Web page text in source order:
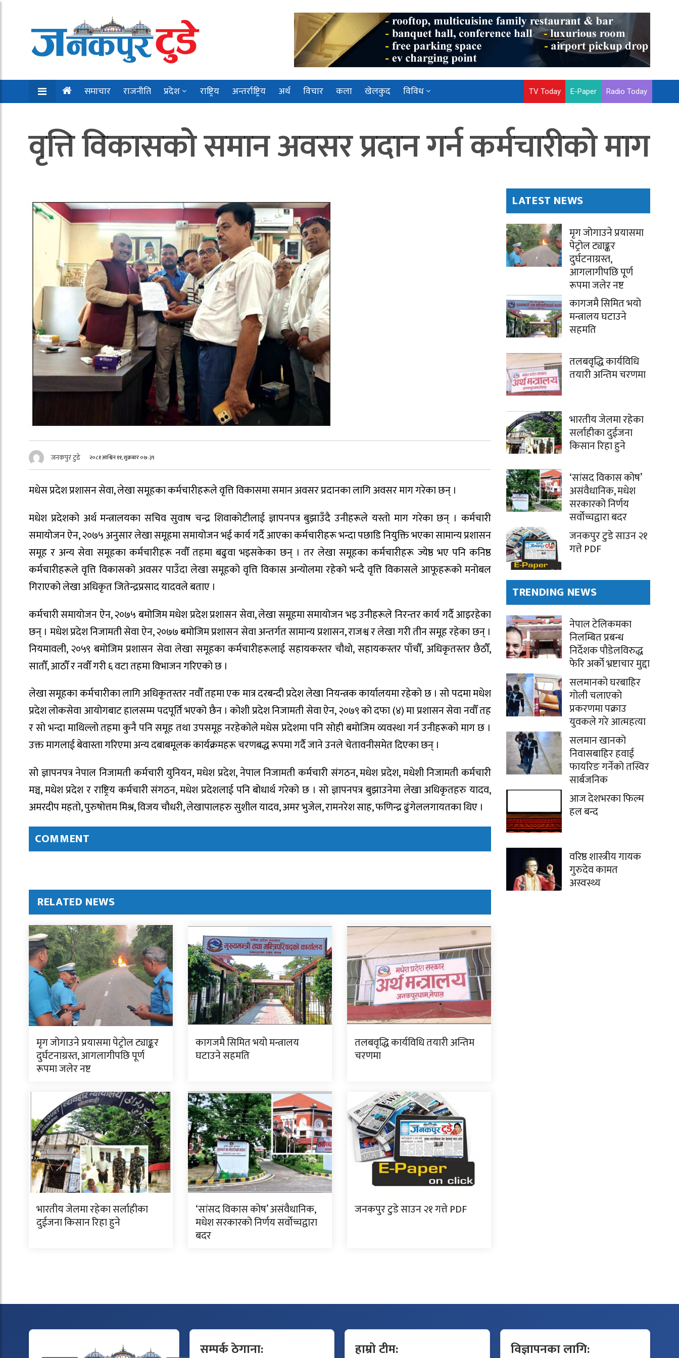
समाचार राजनीति प्रदेश राष्ट्रिय अन्तर्राष्ट्रिय अर्थ विचार कला खेलकुद विविध TV Today E-Paper Radio Today
वृत्ति विकासको समान अवसर प्रदान गर्न कर्मचारीको माग
जनकपुर टुडे २०८१ आश्विन ११, शुक्रबार ०७:३९
मधेस प्रदेश प्रशासन सेवा, लेखा समूहका कर्मचारीहरूले वृत्ति विकासमा समान अवसर प्रदानका लागि अवसर माग गरेका छन् ।
मधेश प्रदेशको अर्थ मन्त्रालयका सचिव सुवाष चन्द्र शिवाकोटीलाई ज्ञापनपत्र बुझाउँदै उनीहरूले यस्तो माग गरेका छन् । कर्मचारी
समायोजन ऐन, २०७५ अनुसार लेखा समूहमा समायोजन भई कार्य गर्दै आएका कर्मचारीहरू भन्दा पछाडि नियुक्ति भएका सामान्य प्रशासन
समूह र अन्य सेवा समूहका कर्मचारीहरू नवौँ तहमा बढुवा भइसकेका छन् । तर लेखा समूहका कर्मचारीहरू ज्येष्ठ भए पनि कनिष्ठ
कर्मचारीहरूले वृत्ति विकासको अवसर पाउँदा लेखा समूहको वृत्ति विकास अन्योलमा रहेको भन्दै वृत्ति विकासले आफूहरूको मनोबल
गिराएको लेखा अधिकृत जितेन्द्रप्रसाद यादवले बताए ।
कर्मचारी समायोजन ऐन, २०७५ बमोजिम मधेश प्रदेश प्रशासन सेवा, लेखा समूहमा समायोजन भइ उनीहरूले निरन्तर कार्य गर्दै आइरहेका
छन् । मधेश प्रदेश निजामती सेवा ऐन, २०७७ बमोजिम प्रशासन सेवा अन्तर्गत सामान्य प्रशासन, राजश्व र लेखा गरी तीन समूह रहेका छन् ।
नियमावली, २०५९ बमोजिम प्रशासन सेवा लेखा समूहका कर्मचारीहरूलाई सहायकस्तर चौथो, सहायकस्तर पाँचौँ, अधिकृतस्तर छैठौँ,
सातौँ, आठौँ र नवौँ गरी ६ वटा तहमा विभाजन गरिएको छ ।
लेखा समूहका कर्मचारीका लागि अधिकृतस्तर नवौँ तहमा एक मात्र दरबन्दी प्रदेश लेखा नियन्त्रक कार्यालयमा रहेको छ । सो पदमा मधेश
प्रदेश लोकसेवा आयोगबाट हालसम्म पदपूर्ति भएको छैन । कोशी प्रदेश निजामती सेवा ऐन, २०७९ को दफा (४) मा प्रशासन सेवा नवौँ तह
र सो भन्दा माथिल्लो तहमा कुनै पनि समूह तथा उपसमूह नरहेकोले मधेस प्रदेशमा पनि सोही बमोजिम व्यवस्था गर्न उनीहरूको माग छ ।
उक्त मागलाई बेवास्ता गरिएमा अन्य दबाबमूलक कार्यक्रमहरू चरणबद्ध रूपमा गर्दै जाने उनले चेतावनीसमेत दिएका छन् ।
सो ज्ञापनपत्र नेपाल निजामती कर्मचारी युनियन, मधेश प्रदेश, नेपाल निजामती कर्मचारी संगठन, मधेश प्रदेश, मधेशी निजामती कर्मचारी
मञ्च, मधेश प्रदेश र राष्ट्रिय कर्मचारी संगठन, मधेश प्रदेशलाई पनि बोधार्थ गरेको छ । सो ज्ञापनपत्र बुझाउनेमा लेखा अधिकृतहरु यादव,
अमरदीप महतो, पुरुषोत्तम मिश्र, विजय चौधरी, लेखापालहरु सुशील यादव, अमर भुजेल, रामनरेश साह, फणिन्द्र ढुंगेललगायतका थिए ।
COMMENT
RELATED NEWS
मृग जोगाउने प्रयासमा पेट्रोल ट्याङ्कर
दुर्घटनाग्रस्त, आगलागीपछि पूर्ण
रूपमा जलेर नष्ट
कागजमै सिमित भयो मन्त्रालय
घटाउने सहमति
तलबवृद्धि कार्यविधि तयारी अन्तिम
चरणमा
भारतीय जेलमा रहेका सर्लाहीका
दुईजना किसान रिहा हुने
‘सांसद विकास कोष’ असंवैधानिक,
मधेश सरकारको निर्णय सर्वोच्चद्वारा
बदर
जनकपुर टुडे साउन २१ गत्ते PDF
LATEST NEWS
मृग जोगाउने प्रयासमा
पेट्रोल ट्याङ्कर
दुर्घटनाग्रस्त,
आगलागीपछि पूर्ण
रूपमा जलेर नष्ट
कागजमै सिमित भयो
मन्त्रालय घटाउने
सहमति
तलबवृद्धि कार्यविधि
तयारी अन्तिम चरणमा
भारतीय जेलमा रहेका
सर्लाहीका दुईजना
किसान रिहा हुने
‘सांसद विकास कोष’
असंवैधानिक, मधेश
सरकारको निर्णय
सर्वोच्चद्वारा बदर
जनकपुर टुडे साउन २१
गत्ते PDF
TRENDING NEWS
नेपाल टेलिकमका
निलम्बित प्रबन्ध
निर्देशक पौडेलविरुद्ध
फेरि अर्को भ्रष्टाचार मुद्दा
सलमानको घरबाहिर
गोली चलाएको
प्रकरणमा पक्राउ
युवकले गरे आत्महत्या
सलमान खानको
निवासबाहिर हवाई
फायरिङ गर्नेको तस्विर
सार्बजनिक
आज देशभरका फिल्म
हल बन्द
वरिष्ठ शास्त्रीय गायक
गुरुदेव कामत
अस्वस्थ्य
सम्पर्क ठेगाना: हाम्रो टीम: विज्ञापनका लागि: